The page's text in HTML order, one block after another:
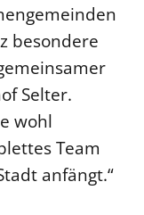
besondere
Selter.
wohl
Team
anfängt.“